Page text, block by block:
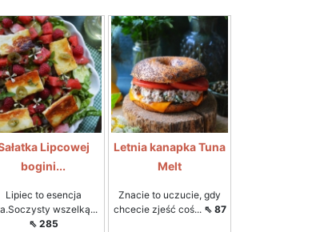
Lipcowej
bogini...
Lipiec to esencja
wszelką...
⇖ 285
Letnia kanapka Tuna
Melt
Znacie to uczucie, gdy
chcecie zjeść coś... ⇖ 87